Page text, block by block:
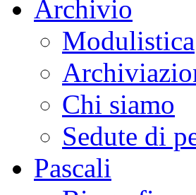
Archivio
Modulistica
Chi siamo
Sedute di
Pascali